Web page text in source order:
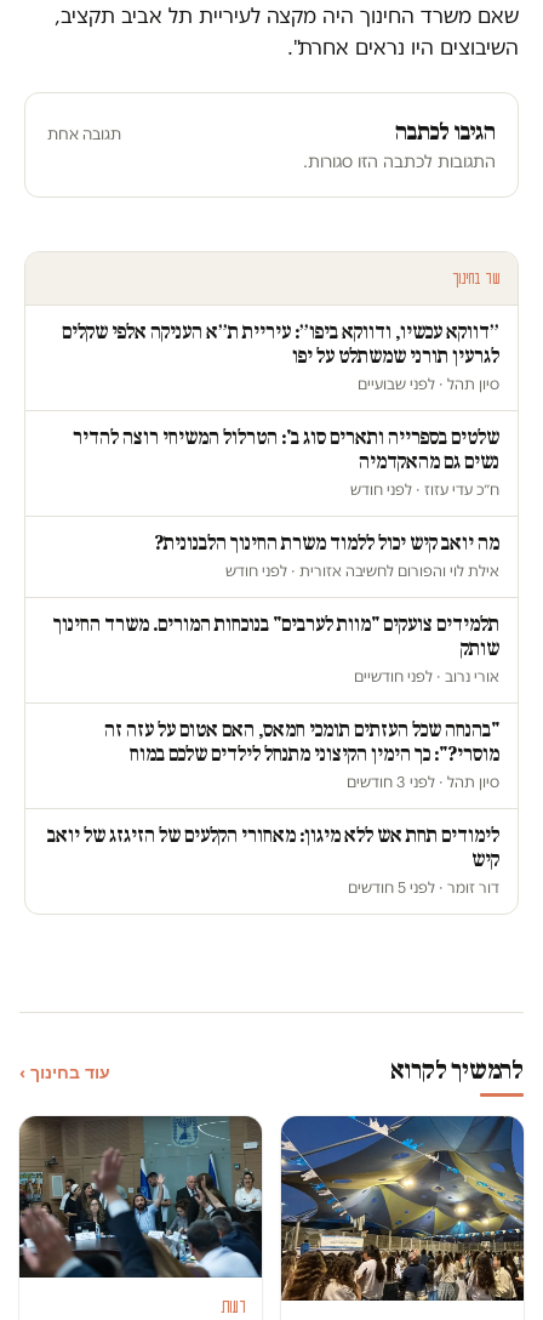
שאם משרד החינוך היה מקצה לעיריית תל אביב תקציב,
השיבוצים היו נראים אחרת".
הגיבו לכתבה תגובה אחת
התגובות לכתבה הזו סגורות.
עוד בחינוך
״דווקא עכשיו, ודווקא ביפו״: עיריית ת״א העניקה אלפי שקלים
לגרעין תורני שמשתלט על יפו
סיון תהל · לפני שבועיים
שלטים בספרייה ותארים סוג ב': הטרלול המשיחי רוצה להדיר
נשים גם מהאקדמיה
ח״כ עדי עזוז · לפני חודש
מה יואב קיש יכול ללמוד משרת החינוך הלבנונית?
אילת לוי והפורום לחשיבה אזורית · לפני חודש
תלמידים צועקים "מוות לערבים" בנוכחות המורים. משרד החינוך
שותק
אורי נרוב · לפני חודשיים
"בהנחה שכל העזתים תומכי חמאס, האם אטום על עזה זה
מוסרי?": כך הימין הקיצוני מתנחל לילדים שלכם במוח
סיון תהל · לפני 3 חודשים
לימודים תחת אש ללא מיגון: מאחורי הקלעים של הזיגזג של יואב
קיש
דור זומר · לפני 5 חודשים
להמשיך לקרוא עוד בחינוך ›
דעות